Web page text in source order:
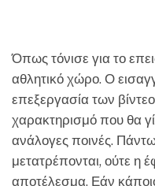
Όπως τόνισε για το
αθλητικό χώρο. Ο
επεξεργασία των
χαρακτηρισμό που θα
ανάλογες ποινές.
μετατρέπονται, ούτε η
αποτέλεσμα. Εάν